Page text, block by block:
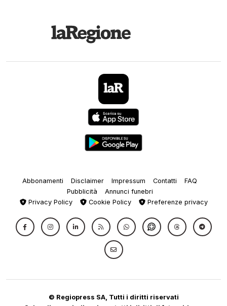
Abbonamenti Disclaimer Impressum Contatti
FAQ
Pubblicità
Annunci funebri
Privacy Policy
Cookie Policy Preferenze privacy
© Regiopress SA, Tutti i diritti riservati